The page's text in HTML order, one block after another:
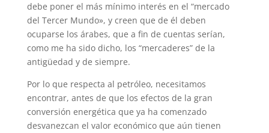
debe poner el más mínimo interés en el “mercado
del Tercer Mundo», y creen que de él deben
ocuparse los árabes, que a fin de cuentas serían,
como me ha sido dicho, los “mercaderes” de la
antigüedad y de siempre.
Por lo que respecta al petróleo, necesitamos
encontrar, antes de que los efectos de la gran
conversión energética que ya ha comenzado
desvanezcan el valor económico que aún tienen